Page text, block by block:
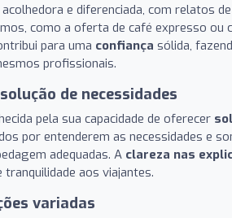
e diferenciada, com relatos
como a oferta de café expresso ou
para uma confiança sólida,
profissionais.
de necessidades
pela sua capacidade de oferecer
por entenderem as necessidades e
adequadas. A clareza nas
aos viajantes.
variadas